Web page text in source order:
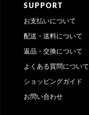
SUPPORT
お支払いについて
配送・送料について
返品・交換について
よくある質問について
ショッピングガイド
お問い合わせ